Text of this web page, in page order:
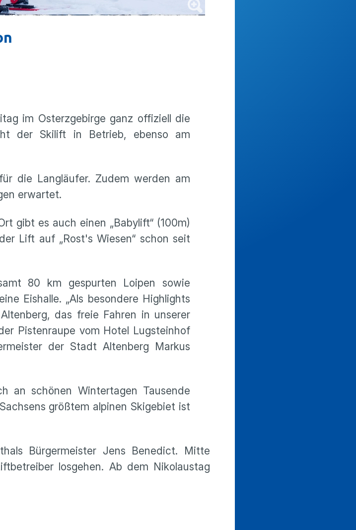
im Osterzgebirge ganz offiziell die
der Skilift in Betrieb, ebenso am
die Langläufer. Zudem werden am
erwartet.
gibt es auch einen „Babylift“ (100m)
Lift auf „Rost's Wiesen“ schon seit
80 km gespurten Loipen sowie
Eishalle. „Als besondere Highlights
das freie Fahren in unserer
Pistenraupe vom Hotel Lugsteinhof
der Stadt Altenberg Markus
an schönen Wintertagen Tausende
größtem alpinen Skigebiet ist
Bürgermeister Jens Benedict. Mitte
losgehen. Ab dem Nikolaustag